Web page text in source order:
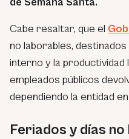
Cabe resaltar, que el
no laborables,
interno y la productividad
empleados públicos
dependiendo la entidad
Feriados y días